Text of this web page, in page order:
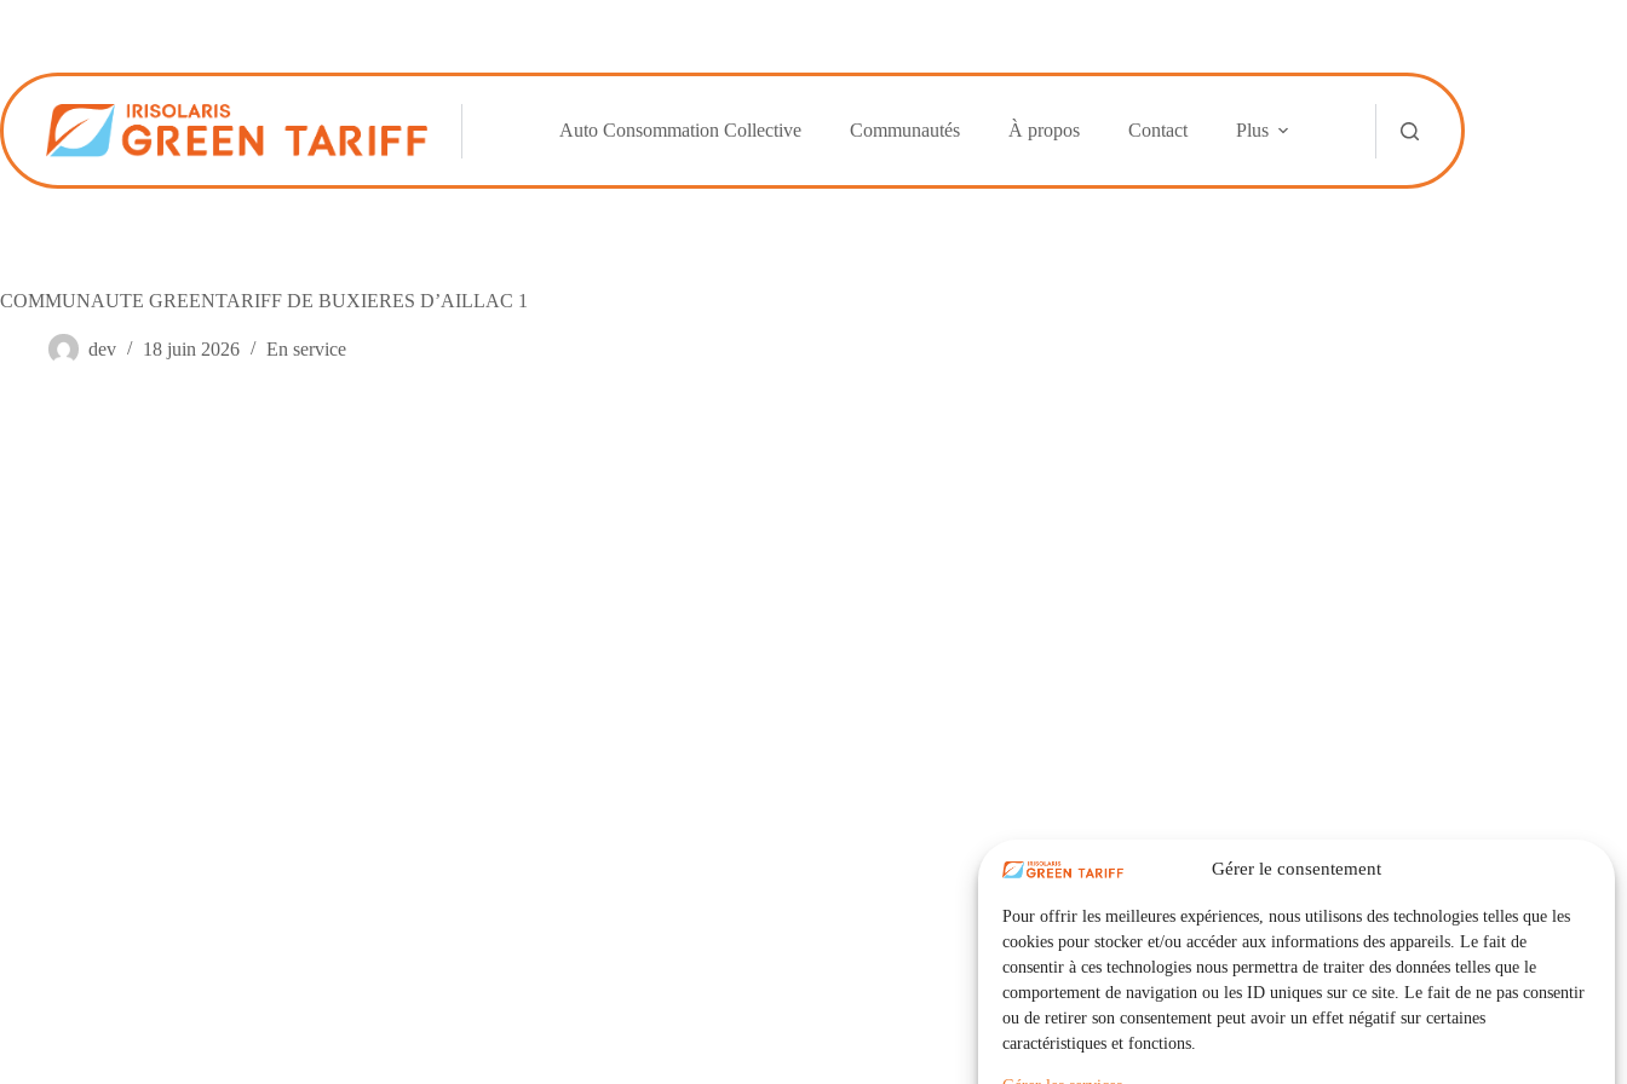
Gérer le consentement
Pour offrir les meilleures expériences, nous utilisons des technologies telles que les
cookies pour stocker et/ou accéder aux informations des appareils. Le fait de
consentir à ces technologies nous permettra de traiter des données telles que le
comportement de navigation ou les ID uniques sur ce site. Le fait de ne pas consentir
ou de retirer son consentement peut avoir un effet négatif sur certaines
caractéristiques et fonctions.
Auto Consommation Collective Communautés À propos Contact Plus
COMMUNAUTE GREENTARIFF DE BUXIERES D’AILLAC 1
dev 18 juin 2026 En service